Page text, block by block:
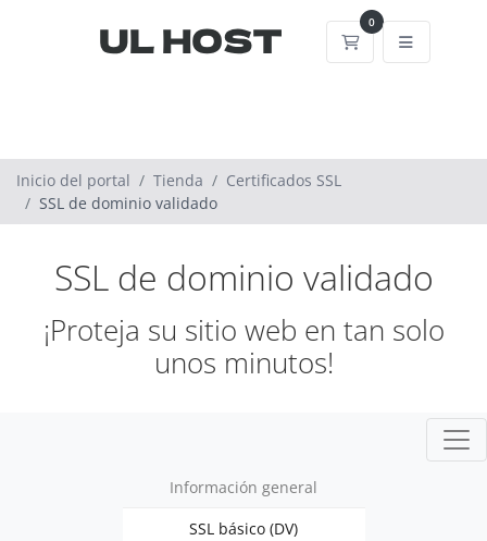
0
Carrito
Inicio del portal Tienda
Certificados SSL
SSL de dominio validado
SSL de dominio validado
¡Proteja su sitio web en tan solo
unos minutos!
Información general
SSL básico (DV)